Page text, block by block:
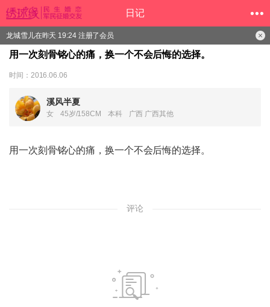
日记
用一次刻骨铭心的痛，换一个不会后悔的选择。
时间：2016.06.06
溪风半夏
女 45岁/158CM 本科 广西 广西其他
用一次刻骨铭心的痛，换一个不会后悔的选择。
评论
龙城雪儿在昨天 19:24 注册了会员